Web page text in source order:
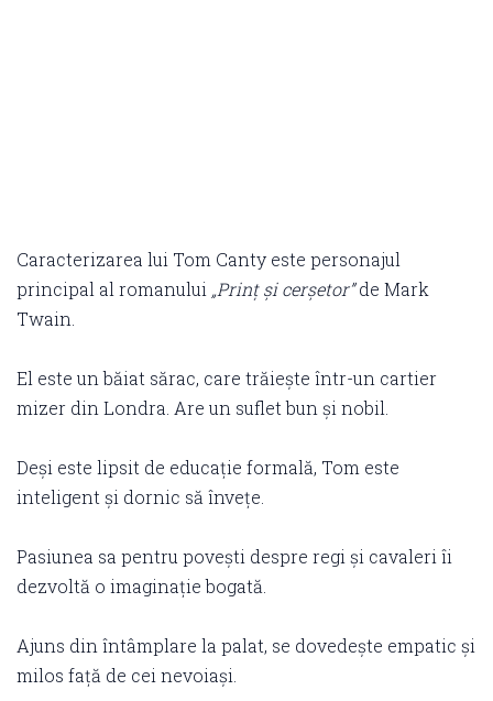
Caracterizarea lui Tom Canty este personajul
principal al romanului „Prinț și cerșetor”de Mark
Twain.
El este un băiat sărac, care trăiește într-un cartier
mizer din Londra. Are un suflet bun și nobil.
Deși este lipsit de educație formală, Tom este
inteligent și dornic să învețe.
Pasiunea sa pentru povești despre regi și cavaleri îi
dezvoltă o imaginație bogată.
Ajuns din întâmplare la palat, se dovedește empatic și
milos față de cei nevoiași.